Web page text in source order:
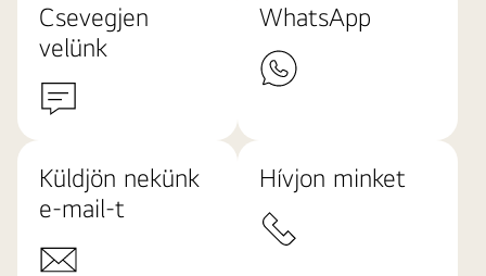
Csevegjen
velünk
WhatsApp
Küldjön nekünk
e-mail-t
Hívjon minket